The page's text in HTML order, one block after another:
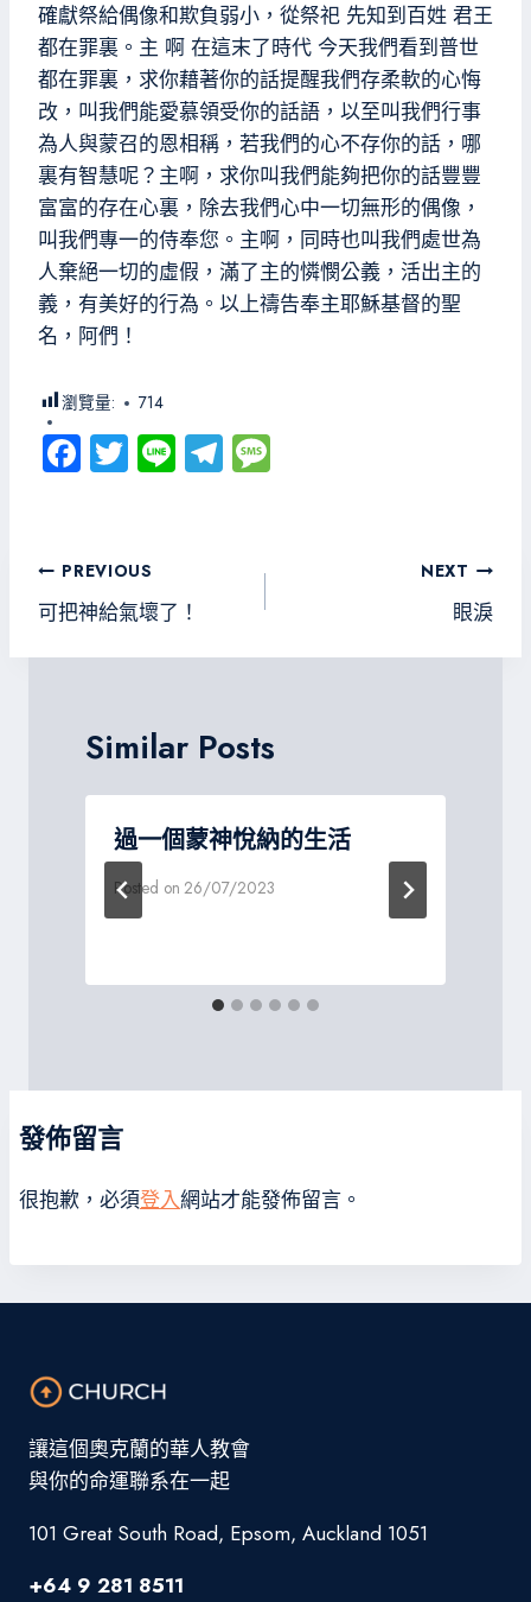
確獻祭給偶像和欺負弱小，從祭祀 先知到百姓 君王
都在罪裏。主 啊 在這末了時代 今天我們看到普世
都在罪裏，求你藉著你的話提醒我們存柔軟的心悔
改，叫我們能愛慕領受你的話語，以至叫我們行事
為人與蒙召的恩相稱，若我們的心不存你的話，哪
裏有智慧呢？主啊，求你叫我們能夠把你的話豐豐
富富的存在心裏，除去我們心中一切無形的偶像，
叫我們專一的侍奉您。主啊，同時也叫我們處世為
人棄絕一切的虛假，滿了主的憐憫公義，活出主的
義，有美好的行為。以上禱告奉主耶穌基督的聖
名，阿們！
瀏覽量: 714
Fa
ce
o
ok
T
wi
er
Li
ne
Te
le
文
章
導
PREVIOUS
可把神給氣壞了！
NEXT
眼淚
Similar Posts
過一個蒙神悅納的生活
Posted on 26/07/2023
發佈留言
很抱歉，必須登入網站才能發佈留言。
讓這個奧克蘭的華人教會
與你的命運聯系在一起
101 Great South Road, Epsom, Auckland 1051
+64 9 281 8511